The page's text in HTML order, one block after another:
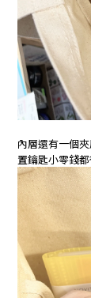
內層還有一個
置鑰匙小零錢都